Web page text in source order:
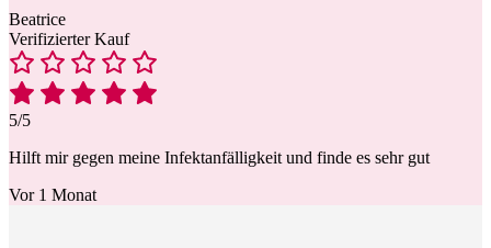
Beatrice
Verifizierter Kauf
5/5
Hilft mir gegen meine Infektanfälligkeit und finde es sehr gut
Vor 1 Monat